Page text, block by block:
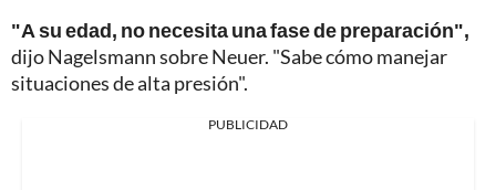
"A su edad, no necesita una fase de preparación",
dijo Nagelsmann sobre Neuer. "Sabe cómo manejar
situaciones de alta presión".
PUBLICIDAD